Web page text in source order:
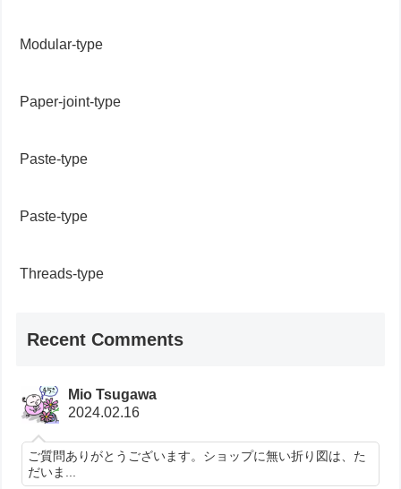
Modular-type
Paper-joint-type
Paste-type
Paste-type
Threads-type
Recent Comments
Mio Tsugawa
2024.02.16
ご質問ありがとうございます。ショップに無い折り図は、た
だいま...